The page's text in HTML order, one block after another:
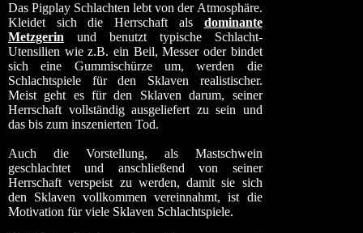
Das Pigplay Schlachten lebt von der Atmosphäre.
Kleidet sich die Herrschaft als dominante
Metzgerin und benutzt typische Schlacht-
Utensilien wie z.B. ein Beil, Messer oder bindet
sich eine Gummischürze um, werden die
Schlachtspiele für den Sklaven realistischer.
Meist geht es für den Sklaven darum, seiner
Herrschaft vollständig ausgeliefert zu sein und
das bis zum inszenierten Tod.
Auch die Vorstellung, als Mastschwein
geschlachtet und anschließend von seiner
Herrschaft verspeist zu werden, damit sie sich
den Sklaven vollkommen vereinnahmt, ist die
Motivation für viele Sklaven Schlachtspiele.